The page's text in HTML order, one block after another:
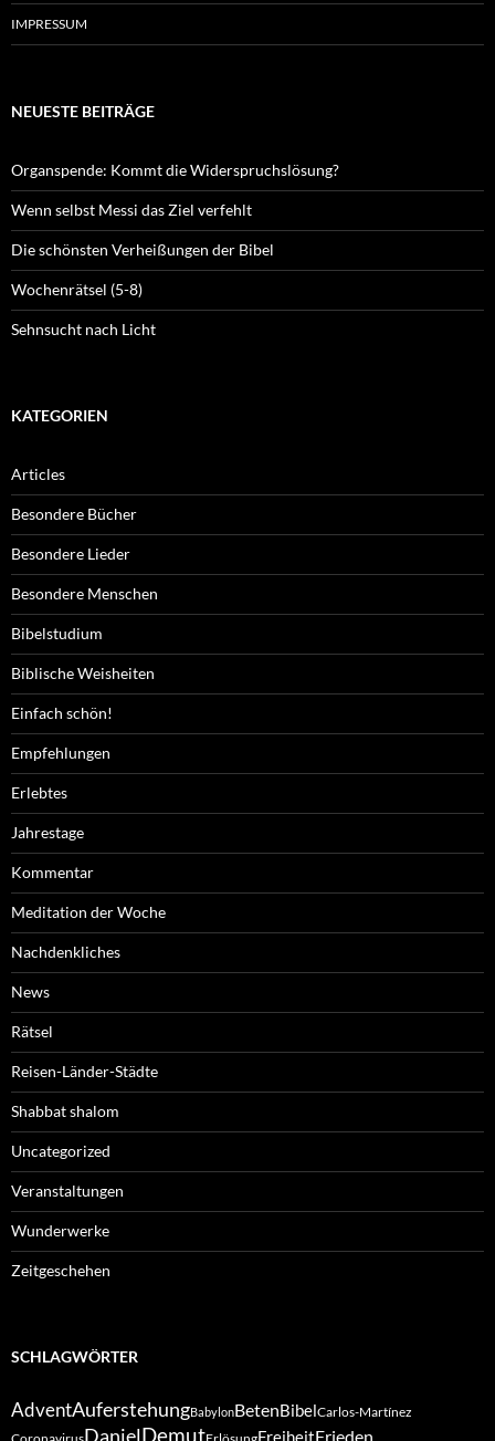
IMPRESSUM
NEUESTE BEITRÄGE
Organspende: Kommt die Widerspruchslösung?
Wenn selbst Messi das Ziel verfehlt
Die schönsten Verheißungen der Bibel
Wochenrätsel (5-8)
Sehnsucht nach Licht
KATEGORIEN
Articles
Besondere Bücher
Besondere Lieder
Besondere Menschen
Bibelstudium
Biblische Weisheiten
Einfach schön!
Empfehlungen
Erlebtes
Jahrestage
Kommentar
Meditation der Woche
Nachdenkliches
News
Rätsel
Reisen-Länder-Städte
Shabbat shalom
Uncategorized
Veranstaltungen
Wunderwerke
Zeitgeschehen
SCHLAGWÖRTER
AdventAuferstehungBabylonBetenBibelCarlos-Martínez
DanielDemut FreiheitFrieden